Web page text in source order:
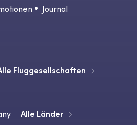
Journal
Fluggesellschaften
Alle Länder